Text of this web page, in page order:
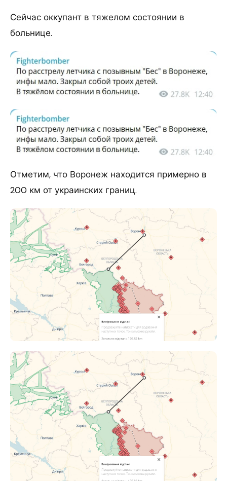
Сейчас оккупант в тяжелом состоянии в
больнице.
Отметим, что Воронеж находится примерно в
200 км от украинских границ.